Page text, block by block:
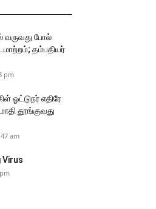
வருவது போல்
தம்பதியர்
pm
ஓட்டுநர் எதிரே
தூங்குவது
am
Virus